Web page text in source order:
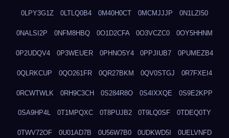
0LPY3G1Z 0LTLQ0B4 0M40H0CT 0MCMJJJP 0N1LZI50
0NALSI2P 0NFM8HBQ 0O1D2CFA 0O3VCZC0 0OY5HHNM
0P2UDQV4 0P3WEUER 0PHNO5Y4 0PPJIUB7 0PUMEZB4
0QLRKCUP 0QO261FR 0QR27BKM 0QV0STGJ 0R7FXEI4
0RCWTWLK 0RH9C3CH 0S284R8O 0S4IXXQE 0S9E2KPP
0SA9HP4L 0T1MPQXC 0T8PUJB2 0T9LQ0SF 0TDEQ0TY
0TWV72OF 0U01AD7B 0U56W7B0 0UDKWD5I 0UELVNFD